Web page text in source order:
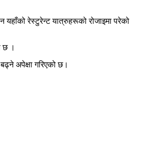
यहाँको रेस्टुरेन्ट यात्रुहरूको रोजाइमा परेको
छ ।
अपेक्षा गरिएको छ।